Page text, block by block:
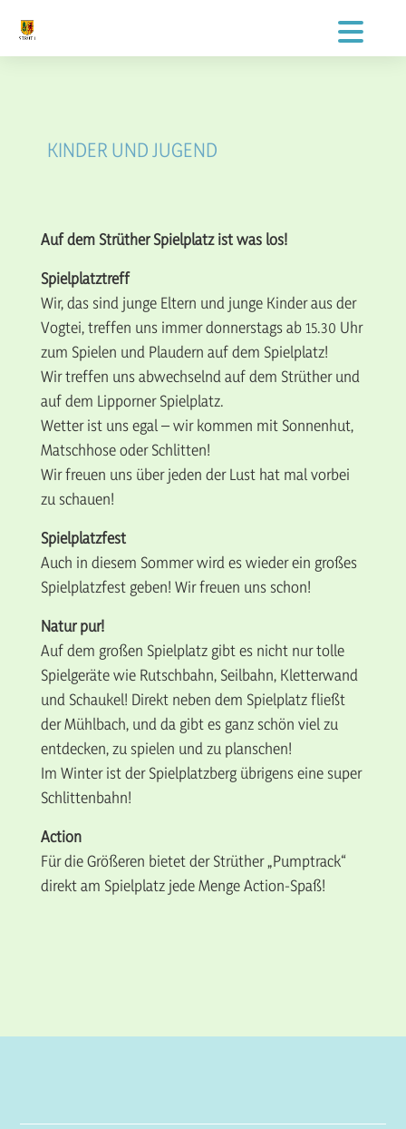
KINDER UND JUGEND
Auf dem Strüther Spielplatz ist was los!
Spielplatztreff
Wir, das sind junge Eltern und junge Kinder aus der
Vogtei, treffen uns immer donnerstags ab 15.30 Uhr
zum Spielen und Plaudern auf dem Spielplatz!
Wir treffen uns abwechselnd auf dem Strüther und
auf dem Lipporner Spielplatz.
Wetter ist uns egal – wir kommen mit Sonnenhut,
Matschhose oder Schlitten!
Wir freuen uns über jeden der Lust hat mal vorbei
zu schauen!
Spielplatzfest
Auch in diesem Sommer wird es wieder ein großes
Spielplatzfest geben! Wir freuen uns schon!
Natur pur!
Auf dem großen Spielplatz gibt es nicht nur tolle
Spielgeräte wie Rutschbahn, Seilbahn, Kletterwand
und Schaukel! Direkt neben dem Spielplatz fließt
der Mühlbach, und da gibt es ganz schön viel zu
entdecken, zu spielen und zu planschen!
Im Winter ist der Spielplatzberg übrigens eine super
Schlittenbahn!
Action
Für die Größeren bietet der Strüther „Pumptrack“
direkt am Spielplatz jede Menge Action-Spaß!